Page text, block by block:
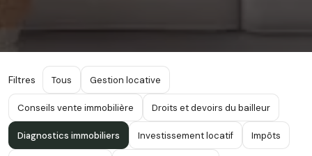
Filtres Tous Gestion locative
Conseils vente immobilière Droits et devoirs du bailleur
Diagnostics immobiliers Investissement locatif Impôts